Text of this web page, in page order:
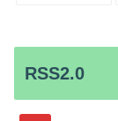
RSS2.0